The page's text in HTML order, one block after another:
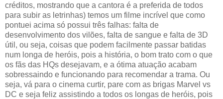
créditos, mostrando que a cantora é a preferida de todos
para subir as letrinhas) temos um filme incrível que como
pontuei acima só possui três falhas: falta de
desenvolvimento dos vilões, falta de sangue e falta de 3D
útil, ou seja, coisas que podem facilmente passar batidas
num longa de heróis, pois a história, o bom trato com o que
os fãs das HQs desejavam, e a ótima atuação acabam
sobressaindo e funcionando para recomendar a trama. Ou
seja, vá para o cinema curtir, pare com as brigas Marvel vs
DC e seja feliz assistindo a todos os longas de heróis, pois